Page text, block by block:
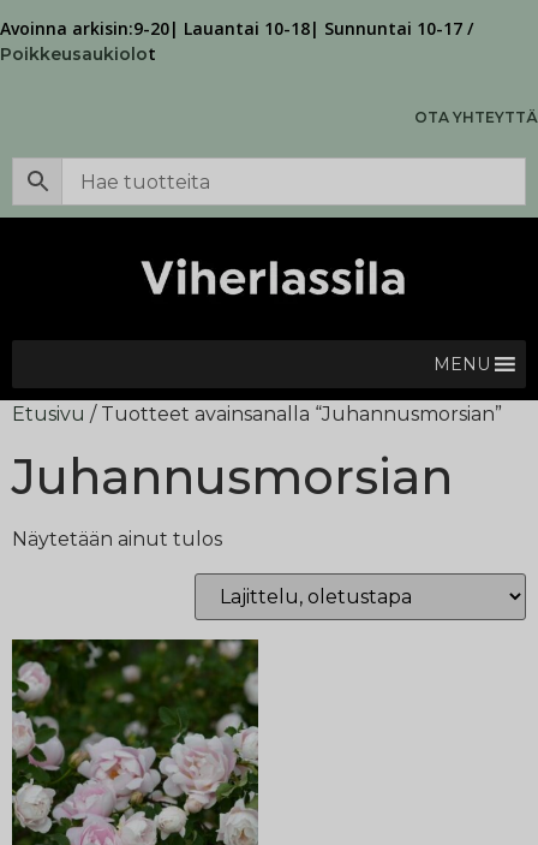
Avoinna arkisin:9-20| Lauantai 10-18| Sunnuntai 10-17 /
Poikkeusaukiolot
OTA YHTEYTTÄ
MENU
Etusivu / Tuotteet avainsanalla “Juhannusmorsian”
Juhannusmorsian
Näytetään ainut tulos